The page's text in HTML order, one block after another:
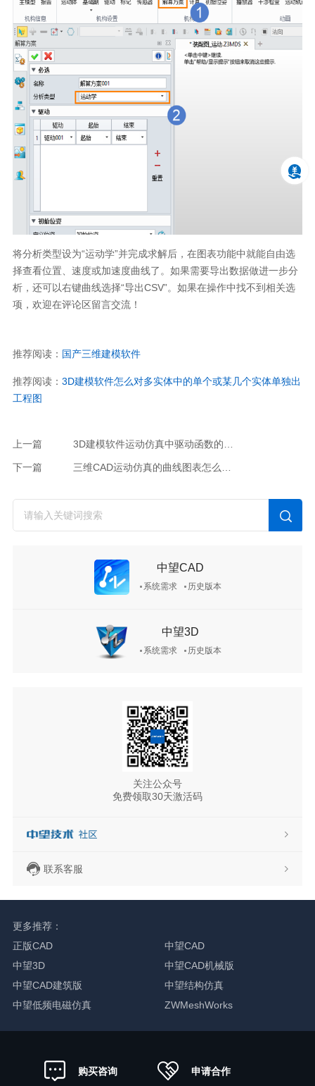
将分析类型设为“运动学”并完成求解后，在图表功能中就能自由选
择查看位置、速度或加速度曲线了。如果需要导出数据做进一步分
析，还可以右键曲线选择“导出CSV”。如果在操作中找不到相关选
项，欢迎在评论区留言交流！
推荐阅读： 国产三维建模软件
推荐阅读： 3D建模软件怎么对多实体中的单个或某几个实体单独出
工程图
上一篇
下一篇
中望CAD
系统需求 历史版本
中望3D
系统需求 历史版本
关注公众号
免费领取30天激活码
联系客服
更多推荐：
正版CAD
中望CAD
中望3D
中望CAD机械版
中望CAD建筑版
中望结构仿真
中望低频电磁仿真
ZWMeshWorks
购买咨询 申请合作